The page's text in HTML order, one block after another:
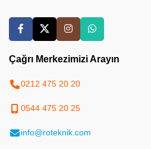
Çağrı Merkezimizi Arayın
0212 475 20 20
0544 475 20 25
info@roteknik.com